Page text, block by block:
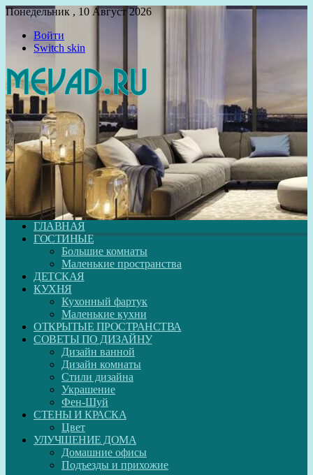
Понедельник , 10 Август 2026
Войти
Switch skin
ГЛАВНАЯ
ГОСТИНЫЕ
Большие комнаты
Маленькие пространства
ДЕТСКАЯ
КУХНЯ
Кухонный фартук
Маленькие кухни
ОТКРЫТЫЕ ПРОСТРАНСТВА
СОВЕТЫ ПО ДИЗАЙНУ
Дизайн ванной
Дизайн комнаты
Стили дизайна
Украшение
Фен-Шуй
СТЕНЫ И КРАСКА
Цвет
УЛУЧШЕНИЕ ДОМА
Домашние офисы
Подъезды и прихожие